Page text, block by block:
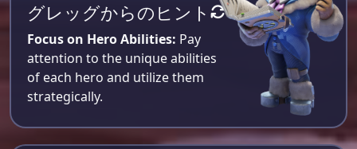
グレッグからのヒント
Focus on Hero Abilities: Pay
attention to the unique abilities
of each hero and utilize them
strategically.